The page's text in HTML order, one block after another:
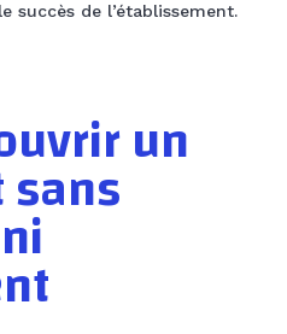
succès de l’établissement.
un